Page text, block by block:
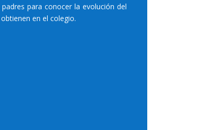
para conocer la evolución del
en el colegio.